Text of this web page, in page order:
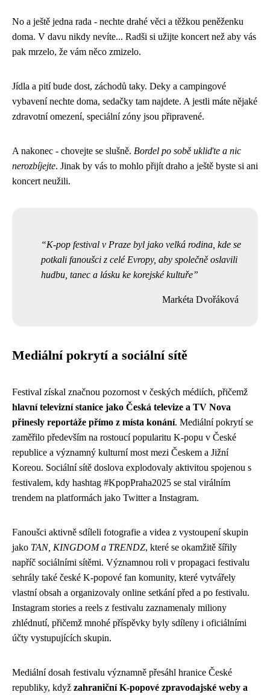
No a ještě jedna rada - nechte drahé věci a těžkou peněženku
doma. V davu nikdy nevíte... Radši si užijte koncert než aby vás
pak mrzelo, že vám něco zmizelo.
Jídla a pití bude dost, záchodů taky. Deky a campingové
vybavení nechte doma, sedačky tam najdete. A jestli máte nějaké
zdravotní omezení, speciální zóny jsou připravené.
A nakonec - chovejte se slušně. Bordel po sobě ukliďte a nic
nerozbíjejte. Jinak by vás to mohlo přijít draho a ještě byste si ani
koncert neužili.
K-pop festival v Praze byl jako velká rodina, kde se
potkali fanoušci z celé Evropy, aby společně oslavili
hudbu, tanec a lásku ke korejské kultuře
Markéta Dvořáková
Mediální pokrytí a sociální sítě
Festival získal značnou pozornost v českých médiích, přičemž
hlavní televizní stanice jako Česká televize a TV Nova
přinesly reportáže přímo z místa konání. Mediální pokrytí se
zaměřilo především na rostoucí popularitu K-popu v České
republice a významný kulturní most mezi Českem a Jižní
Koreou. Sociální sítě doslova explodovaly aktivitou spojenou s
festivalem, kdy hashtag #KpopPraha2025 se stal virálním
trendem na platformách jako Twitter a Instagram.
Fanoušci aktivně sdíleli fotografie a videa z vystoupení skupin
jako TAN, KINGDOM a TRENDZ, které se okamžitě šířily
napříč sociálními sítěmi. Významnou roli v propagaci festivalu
sehrály také české K-popové fan komunity, které vytvářely
vlastní obsah a organizovaly online setkání před a po festivalu.
Instagram stories a reels z festivalu zaznamenaly miliony
zhlédnutí, přičemž mnohé příspěvky byly sdíleny i oficiálními
účty vystupujících skupin.
Mediální dosah festivalu významně přesáhl hranice České
republiky, když zahraniční K-popové zpravodajské weby a